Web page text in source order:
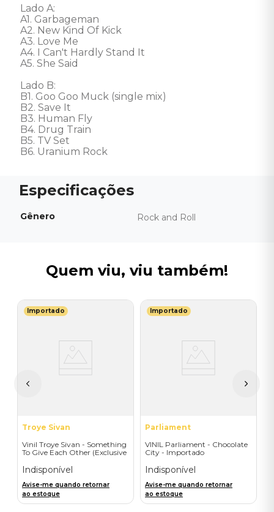
Lado A:
A1. Garbageman
A2. New Kind Of Kick
A3. Love Me
A4. I Can't Hardly Stand It
A5. She Said
Lado B:
B1. Goo Goo Muck (single mix)
B2. Save It
B3. Human Fly
B4. Drug Train
B5. TV Set
B6. Uranium Rock
Gênero Rock and Roll
Quem viu, viu também!
Importado
Troye Sivan
Vinil Troye Sivan - Something
To Give Each Other (Exclusive
Postcard) - Importado
Indisponível
Avise-me quando retornar
ao estoque
Importado
Parliament
VINIL Parliament - Chocolate
City - Importado
Indisponível
Avise-me quando retornar
ao estoque